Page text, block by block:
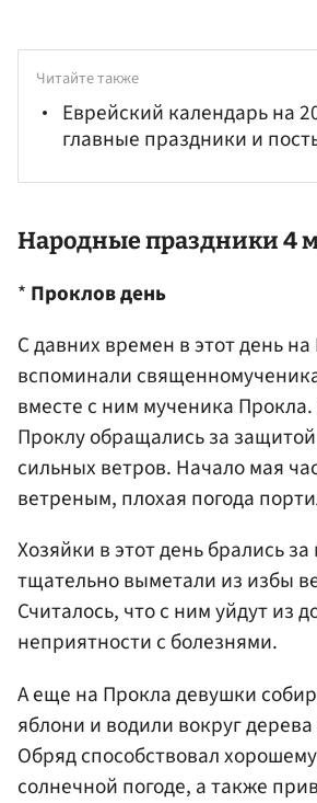
Читайте также
Еврейский календарь на
главные праздники и
Народные праздники 4
* Проклов день
С давних времен в этот день на
вспоминали
вместе с ним мученика
Проклу обращались за
сильных ветров. Начало мая
ветреным, плохая погода
Хозяйки в этот день брались за
тщательно выметали из избы
Считалось, что с ним уйдут из
неприятности с болезнями.
А еще на Прокла девушки
яблони и водили вокруг
Обряд способствовал
солнечной погоде, а также